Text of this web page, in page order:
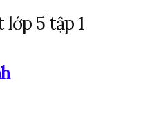
5 tập 1